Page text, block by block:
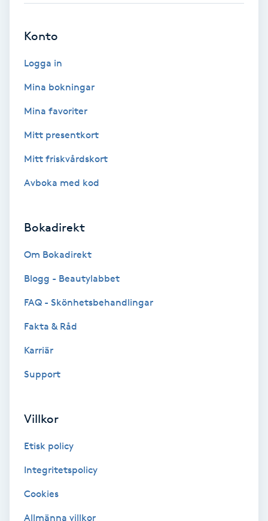
Brynformning
Brynfärgning
Bröllopsuppsättning
Celluliter
Coachning
Color correction
Cryoterapi
Damklippning
Diamantslipning
Enzympeeling
Extensions
Eyeliner-tatuering
Konto
Logga in
Mina bokningar
Mina favoriter
Mitt presentkort
Mitt friskvårdskort
Avboka med kod
Bokadirekt
Om Bokadirekt
Blogg - Beautylabbet
FAQ - Skönhetsbehandlingar
Fakta & Råd
Karriär
Support
Villkor
Etisk policy
Integritetspolicy
Cookies
Allmänna villkor